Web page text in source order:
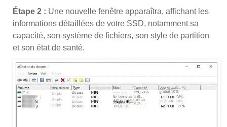
Étape 2 : Une nouvelle fenêtre apparaîtra, affichant les
informations détaillées de votre SSD, notamment sa
capacité, son système de fichiers, son style de partition
et son état de santé.